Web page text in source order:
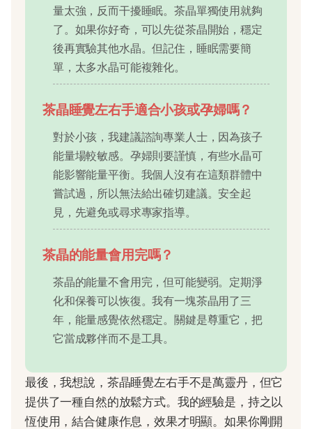
量太強，反而干擾睡眠。茶晶單獨使用就夠
了。如果你好奇，可以先從茶晶開始，穩定
後再實驗其他水晶。但記住，睡眠需要簡
單，太多水晶可能複雜化。
茶晶睡覺左右手適合小孩或孕婦嗎？
對於小孩，我建議諮詢專業人士，因為孩子
能量場較敏感。孕婦則要謹慎，有些水晶可
能影響能量平衡。我個人沒有在這類群體中
嘗試過，所以無法給出確切建議。安全起
見，先避免或尋求專家指導。
茶晶的能量會用完嗎？
茶晶的能量不會用完，但可能變弱。定期淨
化和保養可以恢復。我有一塊茶晶用了三
年，能量感覺依然穩定。關鍵是尊重它，把
它當成夥伴而不是工具。
最後，我想說，茶晶睡覺左右手不是萬靈丹，但它
提供了一種自然的放鬆方式。我的經驗是，持之以
恆使用，結合健康作息，效果才明顯。如果你剛開